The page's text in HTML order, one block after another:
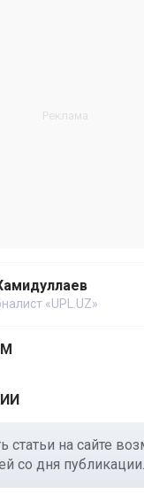
«UPL.UZ»
статьи на сайте
со дня публикации.